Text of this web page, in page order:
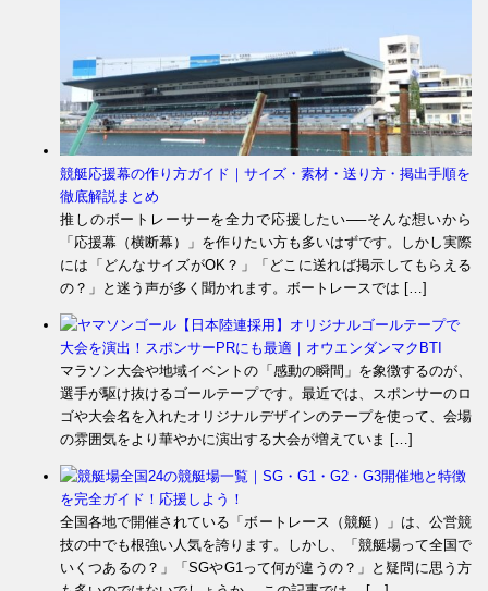
競艇応援幕の作り方ガイド｜サイズ・素材・送り方・掲出手順を
徹底解説まとめ
推しのボートレーサーを全力で応援したい──そんな想いから
「応援幕（横断幕）」を作りたい方も多いはずです。しかし実際
には「どんなサイズがOK？」「どこに送れば掲示してもらえる
の？」と迷う声が多く聞かれます。ボートレースでは […]
【日本陸連採用】オリジナルゴールテープで
大会を演出！スポンサーPRにも最適｜オウエンダンマクBTI
マラソン大会や地域イベントの「感動の瞬間」を象徴するのが、
選手が駆け抜けるゴールテープです。最近では、スポンサーのロ
ゴや大会名を入れたオリジナルデザインのテープを使って、会場
の雰囲気をより華やかに演出する大会が増えていま […]
全国24の競艇場一覧｜SG・G1・G2・G3開催地と特徴
を完全ガイド！応援しよう！
全国各地で開催されている「ボートレース（競艇）」は、公営競
技の中でも根強い人気を誇ります。しかし、「競艇場って全国で
いくつあるの？」「SGやG1って何が違うの？」と疑問に思う方